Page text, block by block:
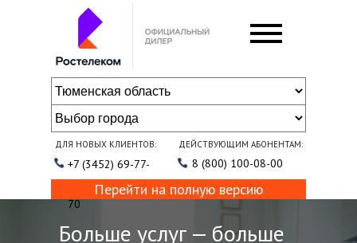
8 (800) 100-08-00
ДЕЙСТВУЮЩИМ АБОНЕНТАМ:
+7 (3452) 69-77-
70
Перейти на полную версию
Больше услуг — больше
ДЛЯ НОВЫХ КЛИЕНТОВ: